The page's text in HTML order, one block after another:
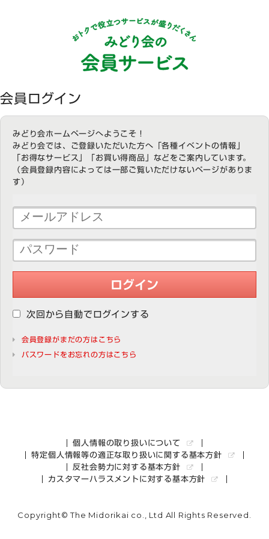
会員ログイン
みどり会ホームページへようこそ！
みどり会では、ご登録いただいた方へ「各種イベントの情報」
「お得なサービス」「お買い得商品」などをご案内しています。
（会員登録内容によっては一部ご覧いただけないページがありま
す）
ログイン
次回から自動でログインする
会員登録がまだの方はこちら
パスワードをお忘れの方はこちら
個人情報の取り扱いについて
特定個人情報等の適正な取り扱いに関する基本方針
反社会勢力に対する基本方針
カスタマーハラスメントに対する基本方針
Copyright© The Midorikai co., Ltd All Rights Reserved.